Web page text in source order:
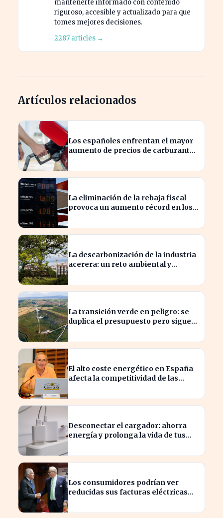
mantenerte informado con contenido
riguroso, accesible y actualizado para que
tomes mejores decisiones.
2287 articles →
Artículos relacionados
Los españoles enfrentan el mayor
aumento de precios de carburantes
La eliminación de la rebaja fiscal
provoca un aumento récord en los
La descarbonización de la industria
acerera: un reto ambiental y
La transición verde en peligro: se
duplica el presupuesto pero sigue
El alto coste energético en España
afecta la competitividad de las
Desconectar el cargador: ahorra
energía y prolonga la vida de tus
Los consumidores podrían ver
reducidas sus facturas eléctricas
para Iberdrola y Endesa.